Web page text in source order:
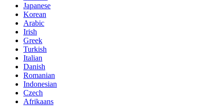
Japanese
Korean
Arabic
Irish
Greek
Turkish
Italian
Danish
Romanian
Indonesian
Czech
Afrikaans